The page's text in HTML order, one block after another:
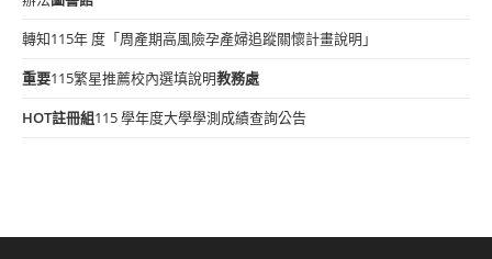
轉知115年 度「周產期高風險孕產婦追蹤關懷計畫說明」
重要115繁星推薦校內選填說明教務處
HOT註冊組115 學年度大學學測成績查詢公告